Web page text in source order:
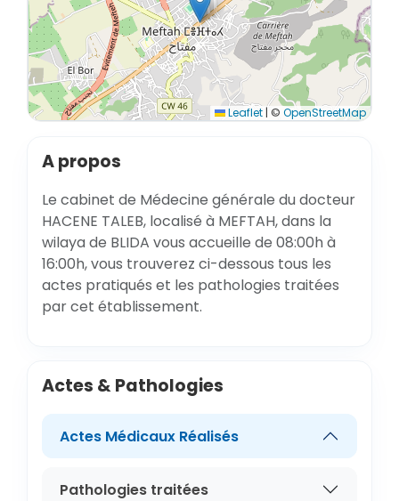
Leaflet | © OpenStreetMap
A propos
Le cabinet de Médecine générale du docteur
HACENE TALEB, localisé à MEFTAH, dans la
wilaya de BLIDA vous accueille de 08:00h à
16:00h, vous trouverez ci-dessous tous les
actes pratiqués et les pathologies traitées
par cet établissement.
Actes & Pathologies
Actes Médicaux Réalisés
Pathologies traitées